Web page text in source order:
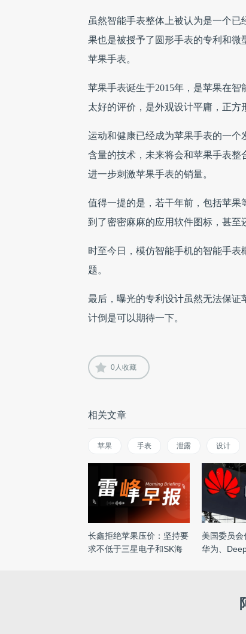
虽然智能手表整体上被认为是一个
果也是被授予了圆形手表的专利和
苹果手表。
苹果手表诞生于2015年，是苹果在
太好的评价，是外观设计平庸，正方
运动和健康已经成为苹果手表的一
含量的技术，未来将会和苹果手表
进一步刺激苹果手表的销量。
值得一提的是，若干年前，包括苹
到了密密麻麻的应用软件图标，甚至
时至今日，模仿智能手机的智能手
题。
最后，曝光的专利设计虽然无法保
计倒是可以期待一下。
0人收藏
相关文章
苹果 手表 泄露 设计
长鑫拒绝苹果压价：坚持要
求不低于三星电子和SK海
美国委员
华为、